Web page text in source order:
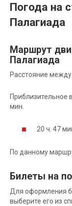
Погода на
Палагиада
Маршрут
Палагиада
Расстояние
Приблизительное
мин.
20 ч. 47
По данному
Билеты на
Для оформления
выберите его из